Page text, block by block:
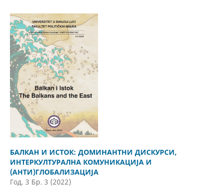
БAЛКАН И ИСТОК: ДОМИНАНТНИ ДИСКУРСИ,
ИНТЕРКУЛТУРАЛНА КОМУНИКАЦИЈА И
(АНТИ)ГЛОБАЛИЗАЦИЈА
Год. 3 Бр. 3 (2022)